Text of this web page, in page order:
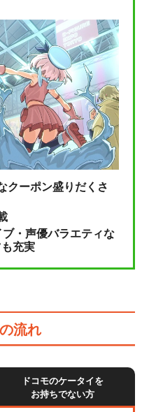
プリキュア！
クーポン盛りだくさ
・声優バラエティな
充実
流れ
ドコモのケータイを
お持ちでない方